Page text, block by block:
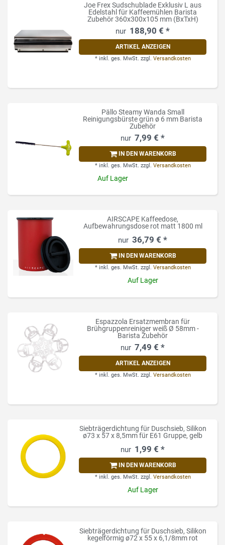
Joe Frex Sudschublade Exklusiv L aus
Edelstahl für Kaffeemühlen Barista
Zubehör 360x300x105 mm (BxTxH)
188,90 € *
ARTIKEL ANZEIGEN
* inkl. ges. MwSt. zzgl. Versandkosten
Pällo Steamy Wanda Small
Reinigungsbürste grün ø 6 mm Barista
Zubehör
7,99 € *
IN DEN WARENKORB
* inkl. ges. MwSt. zzgl. Versandkosten
Auf Lager
AIRSCAPE Kaffeedose,
Aufbewahrungsdose rot matt 1800 ml
36,79 € *
IN DEN WARENKORB
* inkl. ges. MwSt. zzgl. Versandkosten
Auf Lager
Espazzola Ersatzmembran für
Brühgruppenreiniger weiß Ø 58mm -
Barista Zubehör
7,49 € *
ARTIKEL ANZEIGEN
* inkl. ges. MwSt. zzgl. Versandkosten
Siebträgerdichtung für Duschsieb, Silikon
ø73 x 57 x 8,5mm für E61 Gruppe, gelb
1,99 € *
IN DEN WARENKORB
* inkl. ges. MwSt. zzgl. Versandkosten
Auf Lager
Siebträgerdichtung für Duschsieb, Silikon
kegelförmig ø72 x 55 x 6,1/8mm rot